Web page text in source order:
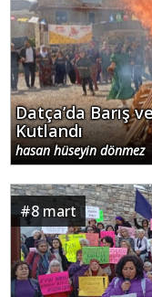
Datça’da Barış
Kutlandı
hasan hüseyin dönmez
#8 mart